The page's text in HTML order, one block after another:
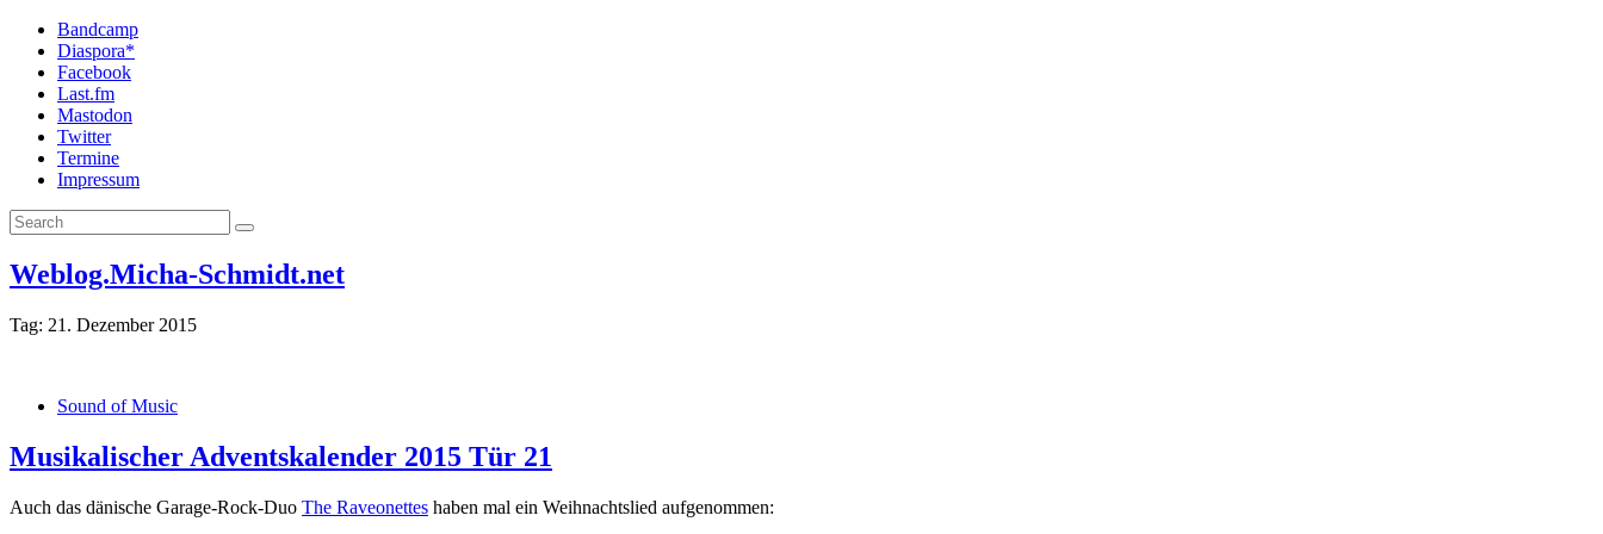
Bandcamp
Diaspora*
Facebook
Last.fm
Mastodon
Twitter
Termine
Impressum
Weblog.Micha-Schmidt.net
Tag: 21. Dezember 2015
Sound of Music
Musikalischer Adventskalender 2015 Tür 21
Auch das dänische Garage-Rock-Duo The Raveonettes haben mal ein Weihnachtslied aufgenommen: